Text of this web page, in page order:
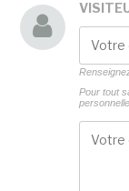
Pour tout